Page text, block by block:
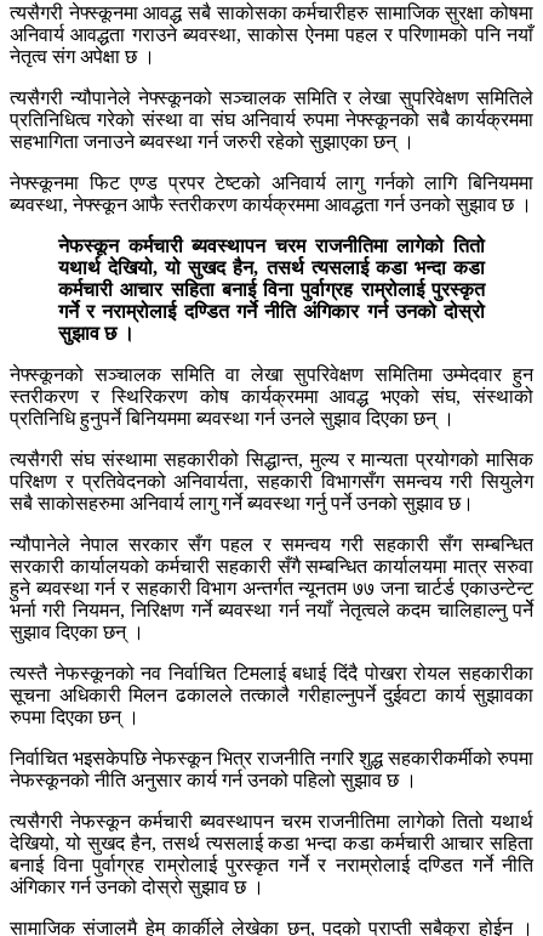
त्यसैगरी नेफ्स्कूनमा आवद्ध सबै साकोसका कर्मचारीहरु सामाजिक सुरक्षा कोषमा
अनिवार्य आवद्धता गराउने ब्यवस्था, साकोस ऐनमा पहल र परिणामको पनि नयाँ
नेतृत्व संग अपेक्षा छ ।
त्यसैगरी न्यौपानेले नेफ्स्कूनको सञ्चालक समिति र लेखा सुपरिवेक्षण समितिले
प्रतिनिधित्व गरेको संस्था वा संघ अनिवार्य रुपमा नेफ्स्कूनको सबै कार्यक्रममा
सहभागिता जनाउने ब्यवस्था गर्न जरुरी रहेको सुझाएका छन् ।
नेफ्स्कूनमा फिट एण्ड प्रपर टेष्टको अनिवार्य लागु गर्नको लागि बिनियममा
ब्यवस्था, नेफ्स्कून आफै स्तरीकरण कार्यक्रममा आवद्धता गर्न उनको सुझाव छ ।
नेफस्कून कर्मचारी ब्यवस्थापन चरम राजनीतिमा लागेको तितो
यथार्थ देखियो, यो सुखद हैन, तसर्थ त्यसलाई कडा भन्दा कडा
कर्मचारी आचार सहिता बनाई विना पुर्वाग्रह राम्रोलाई पुरस्कृत
गर्ने र नराम्रोलाई दण्डित गर्ने नीति अंगिकार गर्न उनको दोस्रो
सुझाव छ ।
नेफ्स्कूनको सञ्चालक समिति वा लेखा सुपरिवेक्षण समितिमा उम्मेदवार हुन
स्तरीकरण र स्थिरिकरण कोष कार्यक्रममा आवद्ध भएको संघ, संस्थाको
प्रतिनिधि हुनुपर्ने बिनियममा ब्यवस्था गर्न उनले सुझाव दिएका छन् ।
त्यसैगरी संघ संस्थामा सहकारीको सिद्धान्त, मुल्य र मान्यता प्रयोगको मासिक
परिक्षण र प्रतिवेदनको अनिवार्यता, सहकारी विभागसँग समन्वय गरी सियुलेग
सबै साकोसहरुमा अनिवार्य लागु गर्ने ब्यवस्था गर्नु पर्ने उनको सुझाव छ।
न्यौपानेले नेपाल सरकार सँग पहल र समन्वय गरी सहकारी सँग सम्बन्धित
सरकारी कार्यालयको कर्मचारी सहकारी सँगै सम्बन्धित कार्यालयमा मात्र सरुवा
हुने ब्यवस्था गर्न र सहकारी विभाग अन्तर्गत न्यूनतम ७७ जना चार्टर्ड एकाउन्टेन्ट
भर्ना गरी नियमन, निरिक्षण गर्ने ब्यवस्था गर्न नयाँ नेतृत्वले कदम चालिहाल्नु पर्नेे
सुझाव दिएका छन् ।
त्यस्तै नेफस्कूनको नव निर्वाचित टिमलाई बधाई दिंदै पोखरा रोयल सहकारीका
सूचना अधिकारी मिलन ढकालले तत्कालै गरीहाल्नुपर्ने दुईवटा कार्य सुझावका
रुपमा दिएका छन् ।
निर्वाचित भइसकेपछि नेफस्कून भित्र राजनीति नगरि शुद्ध सहकारीकर्मीको रुपमा
नेफस्कूनको नीति अनुसार कार्य गर्न उनको पहिलो सुझाव छ ।
त्यसैगरी नेफस्कून कर्मचारी ब्यवस्थापन चरम राजनीतिमा लागेको तितो यथार्थ
देखियो, यो सुखद हैन, तसर्थ त्यसलाई कडा भन्दा कडा कर्मचारी आचार सहिता
बनाई विना पुर्वाग्रह राम्रोलाई पुरस्कृत गर्ने र नराम्रोलाई दण्डित गर्ने नीति
अंगिकार गर्न उनको दोस्रो सुझाव छ ।
सामाजिक संजालमै हेम् कार्कीले लेखेका छन्, पदको प्राप्ती सबैकुरा होईन ।